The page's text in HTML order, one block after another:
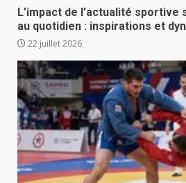
L’impact de l’actualité
au quotidien : inspirations et
22 juillet 2026